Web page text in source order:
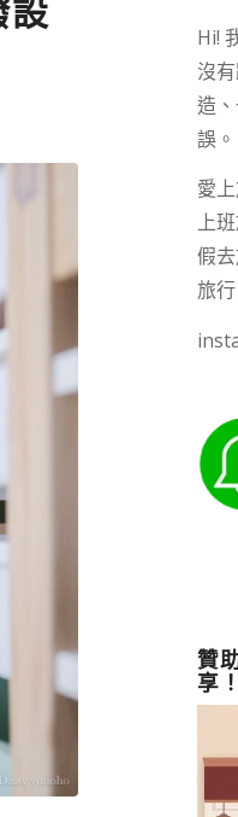
設
Hi!
沒
造
誤。
愛
上
假
旅行
贊
享！